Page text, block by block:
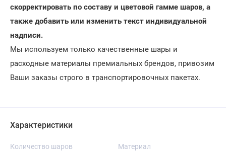
скорректировать по составу и цветовой гамме шаров, а
также добавить или изменить текст индивидуальной
надписи.
Мы используем только качественные шары и
расходные материалы премиальных брендов, привозим
Ваши заказы строго в транспортировочных пакетах.
Характеристики
Количество шаров Материал